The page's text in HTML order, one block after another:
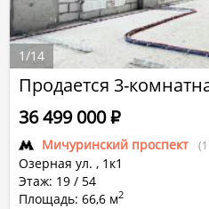
Продается 3-
Мичуринский проспект
Озерная ул. , 1к1
Этаж: 19 / 54
Площадь: 66,6 м2
36 499 000Р
1/14